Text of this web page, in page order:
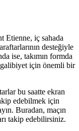
Etienne, iç sahada
desteğiyle
ise, takımın formda
galibiyet için önemli bir
bu saatte ekran
edebilmek için
Buradan, maçın
takip edebilirsiniz.